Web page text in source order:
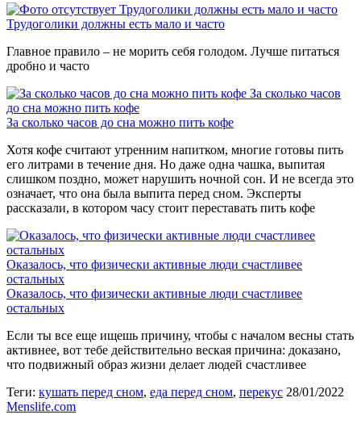
Трудоголики должны есть мало и часто
Трудоголики должны есть мало и часто
Главное правило – не морить себя голодом. Лучше питаться
дробно и часто
За сколько часов
до сна можно пить кофе
За сколько часов до сна можно пить кофе
Хотя кофе считают утренним напитком, многие готовы пить
его литрами в течение дня. Но даже одна чашка, выпитая
слишком поздно, может нарушить ночной сон. И не всегда это
означает, что она была выпита перед сном. Эксперты
рассказали, в котором часу стоит переставать пить кофе
Оказалось, что физически активные люди счастливее
остальных
Оказалось, что физически активные люди счастливее
остальных
Если ты все еще ищешь причину, чтобы с началом весны стать
активнее, вот тебе действительно веская причина: доказано,
что подвижный образ жизни делает людей счастливее
Теги: кушать перед сном, еда перед сном, перекус 28/01/2022
Menslife.com